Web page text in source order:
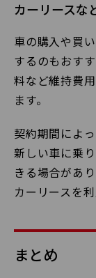
カーリースな
車の購入や買
するのもおす
料など維持費
ます。
契約期間によ
新しい車に乗
きる場合があ
カーリースを
まとめ